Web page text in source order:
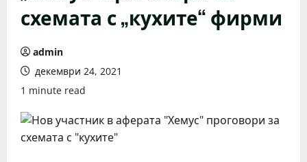
схемата с „кухите“ фирми
admin
декември 24, 2021
1 minute read